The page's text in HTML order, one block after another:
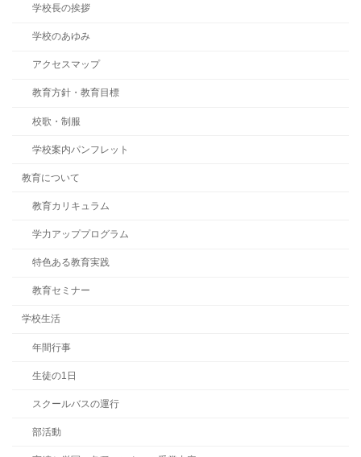
学校長の挨拶
学校のあゆみ
アクセスマップ
教育方針・教育目標
校歌・制服
学校案内パンフレット
教育について
教育カリキュラム
学力アッププログラム
特色ある教育実践
教育セミナー
学校生活
年間行事
生徒の1日
スクールバスの運行
部活動